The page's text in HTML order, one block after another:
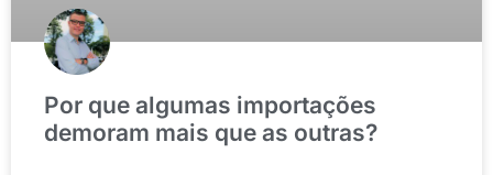
Por que algumas importações
demoram mais que as outras?